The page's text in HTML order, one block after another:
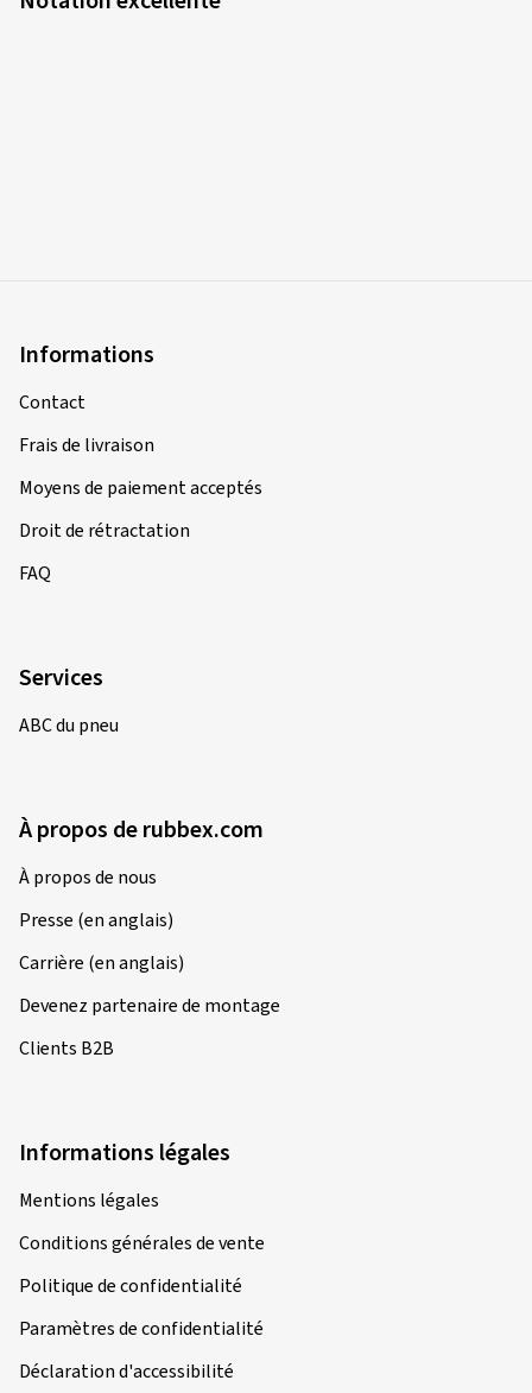
Informations
Contact
Frais de livraison
Moyens de paiement acceptés
Droit de rétractation
FAQ
Services
ABC du pneu
À propos de rubbex.com
À propos de nous
Presse (en anglais)
Carrière (en anglais)
Devenez partenaire de montage
Clients B2B
Informations légales
Mentions légales
Conditions générales de vente
Politique de confidentialité
Paramètres de confidentialité
Déclaration d'accessibilité